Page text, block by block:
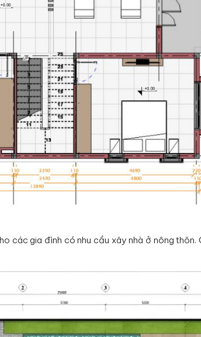
các gia đình có nhu cầu xây nhà ở nông thôn.